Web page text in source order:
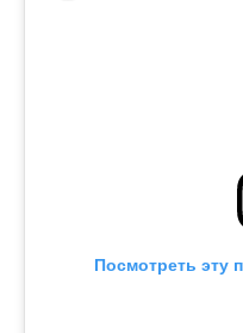
Посмотреть эту